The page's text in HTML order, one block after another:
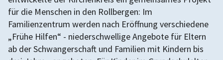
für die Menschen in den Rollbergen: Im
Familienzentrum werden nach Eröffnung verschiedene
„Frühe Hilfen“ - niederschwellige Angebote für Eltern
ab der Schwangerschaft und Familien mit Kindern bis